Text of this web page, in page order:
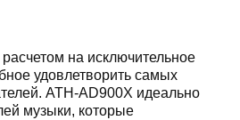
на исключительное
удовлетворить самых
ATH-AD900X идеально
музыки, которые